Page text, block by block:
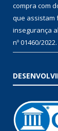
compra com
que assistam
insegurança
nº 01460/2022.